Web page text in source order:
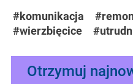
#komunikacja
#wierzbięcice
Otrzymuj